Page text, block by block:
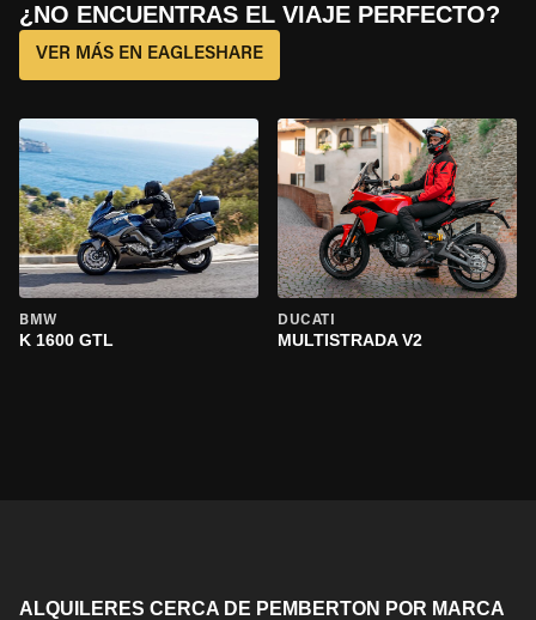
¿NO ENCUENTRAS EL VIAJE PERFECTO?
VER MÁS EN EAGLESHARE
BMW
K 1600 GTL
DUCATI
MULTISTRADA V2
ALQUILERES CERCA DE PEMBERTON POR MARCA